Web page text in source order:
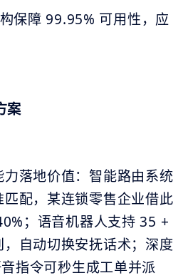
保障 99.95% 可用性，应
案
落地价值：智能路由系统
配，某连锁零售企业借此
；语音机器人支持 35 +
自动切换安抚话术；深度
指令可秒生成工单并派